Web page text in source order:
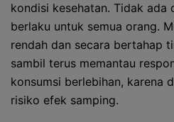
kondisi kesehatan. Tidak ada
berlaku untuk semua orang.
rendah dan secara bertahap
sambil terus memantau
konsumsi berlebihan, karena
risiko efek samping.